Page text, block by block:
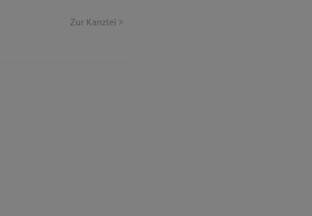
Zur Kanzlei >